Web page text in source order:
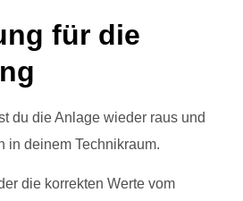
für die
du die Anlage wieder raus und
in deinem Technikraum.
die korrekten Werte vom